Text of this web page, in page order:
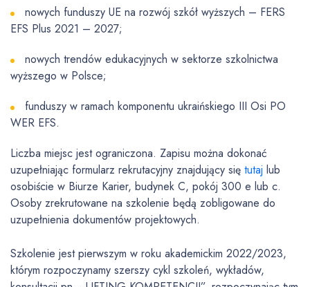
nowych funduszy UE na rozwój szkół wyższych – FERS
EFS Plus 2021 – 2027;
nowych trendów edukacyjnych w sektorze szkolnictwa
wyższego w Polsce;
funduszy w ramach komponentu ukraińskiego III Osi PO
WER EFS.
Liczba miejsc jest ograniczona. Zapisu można dokonać
uzupełniając formularz rekrutacyjny znajdujący się tutaj lub
osobiście w Biurze Karier, budynek C, pokój 300 e lub c.
Osoby zrekrutowane na szkolenie będą zobligowane do
uzupełnienia dokumentów projektowych.
Szkolenie jest pierwszym w roku akademickim 2022/2023,
którym rozpoczynamy szerszy cykl szkoleń, wykładów,